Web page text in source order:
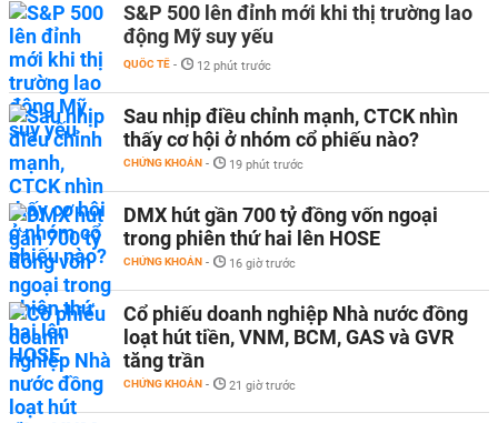
S&P 500 lên đỉnh mới khi thị trường lao
động Mỹ suy yếu
QUỐC TẾ - 12 phút trước
Sau nhịp điều chỉnh mạnh, CTCK nhìn
thấy cơ hội ở nhóm cổ phiếu nào?
CHỨNG KHOÁN - 19 phút trước
DMX hút gần 700 tỷ đồng vốn ngoại
trong phiên thứ hai lên HOSE
CHỨNG KHOÁN - 16 giờ trước
Cổ phiếu doanh nghiệp Nhà nước đồng
loạt hút tiền, VNM, BCM, GAS và GVR
tăng trần
CHỨNG KHOÁN - 21 giờ trước